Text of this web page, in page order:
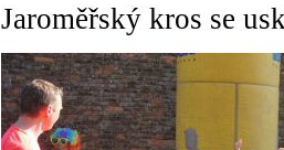
Jaroměřský kros se